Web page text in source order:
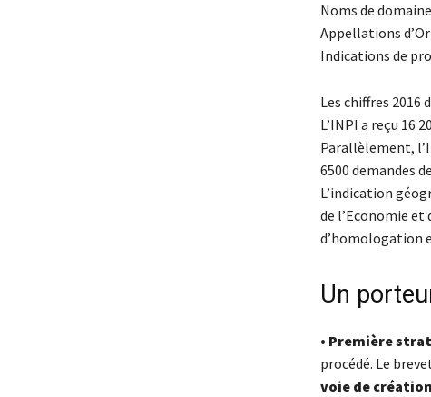
Noms de domaine
Appellations
Indications de
Les chiffres
L’INPI a reçu 16
Parallèlement,
6500 demandes
L’indication
de l’Economie
d’homologation
Un
• Première
procédé. Le
voie de